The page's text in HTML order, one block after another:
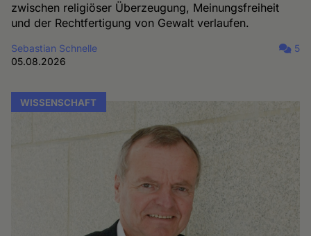
zwischen religiöser Überzeugung, Meinungsfreiheit
und der Rechtfertigung von Gewalt verlaufen.
Sebastian Schnelle
05.08.2026
5
WISSENSCHAFT